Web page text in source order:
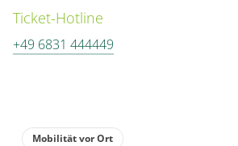
Ticket-Hotline
+49 6831 444449
Mobilität vor Ort